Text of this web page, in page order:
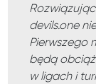
devils.one
Pierwszego
będą
w ligach i